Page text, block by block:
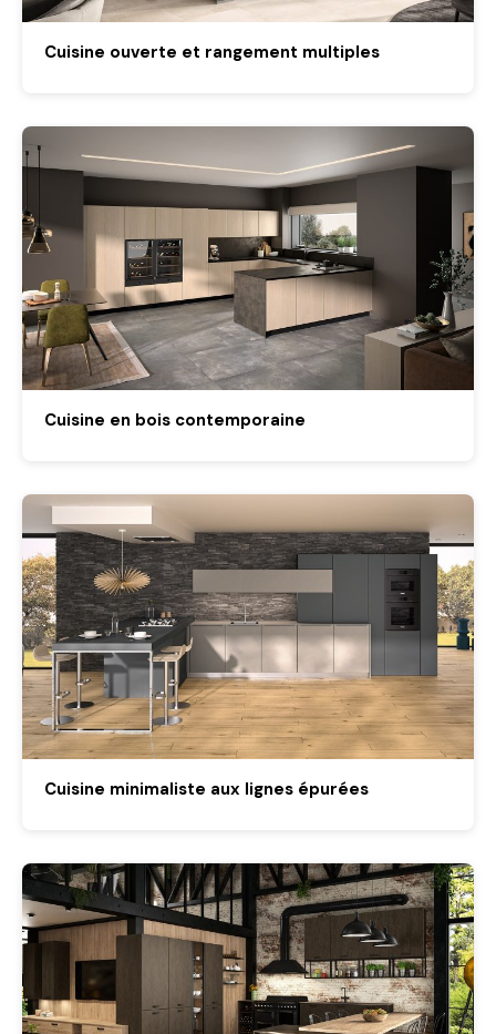
Cuisine ouverte et rangement multiples
Cuisine en bois contemporaine
Cuisine minimaliste aux lignes épurées